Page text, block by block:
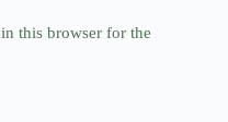
this browser for the